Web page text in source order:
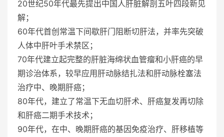
20世纪50年代最先提出中国人肝脏解剖五叶四段新见
解；
60年代首创常温下间歇肝门阻断切肝法，并率先突破
人体中肝叶手术禁区；
70年代建立起完整的肝脏海绵状血管瘤和小肝癌的早
期诊治体系，较早应用肝动脉结扎法和肝动脉栓塞法
治疗中、晚期肝癌；
80年代，建立了常温下无血切肝术、肝癌复发再切除
和肝癌二期手术技术；
90年代，在中、晚期肝癌的基因免疫治疗、肝移植等